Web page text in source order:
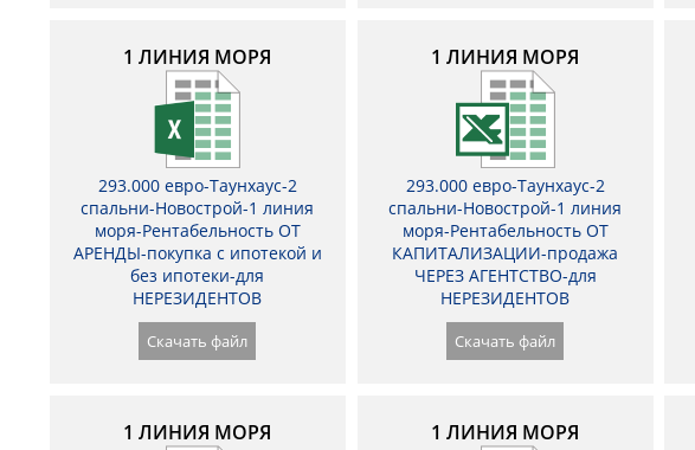
1 ЛИНИЯ МОРЯ
293.000 евро-Таунхаус-2
спальни-Новострой-1 линия
моря-Рентабельность ОТ
АРЕНДЫ-покупка с ипотекой и
без ипотеки-для
НЕРЕЗИДЕНТОВ
Скачать файл
1 ЛИНИЯ МОРЯ
293.000 евро-Таунхаус-2
спальни-Новострой-1 линия
моря-Рентабельность ОТ
КАПИТАЛИЗАЦИИ-продажа
ЧЕРЕЗ АГЕНТСТВО-для
НЕРЕЗИДЕНТОВ
Скачать файл
1 ЛИНИЯ МОРЯ 1 ЛИНИЯ МОРЯ